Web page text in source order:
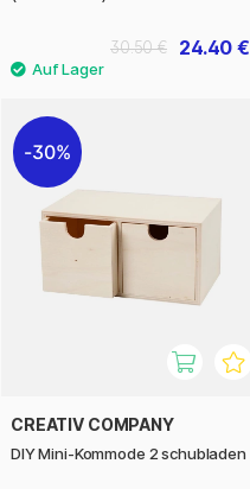
24.40 €
30.50 €
30%
CREATIV COMPANY
DIY Mini-Kommode 2 schubladen